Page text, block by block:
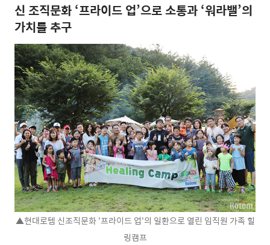
신 조직문화 ‘프라이드 업’으로 소통과 ‘워라밸’의
가치를 추구
▲현대로템 신조직문화 '프라이드 업'의 일환으로 열린 임직원 가족 힐
링캠프